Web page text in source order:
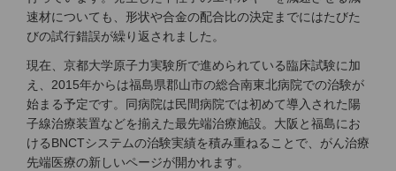
速材についても、形状や合金の配合比の決定までにはたびた
びの試行錯誤が繰り返されました。
現在、京都大学原子力実験所で進められている臨床試験に加
え、2015年からは福島県郡山市の総合南東北病院での治験が
始まる予定です。同病院は民間病院では初めて導入された陽
子線治療装置などを揃えた最先端治療施設。大阪と福島にお
けるBNCTシステムの治験実績を積み重ねることで、がん治療
先端医療の新しいページが開かれます。